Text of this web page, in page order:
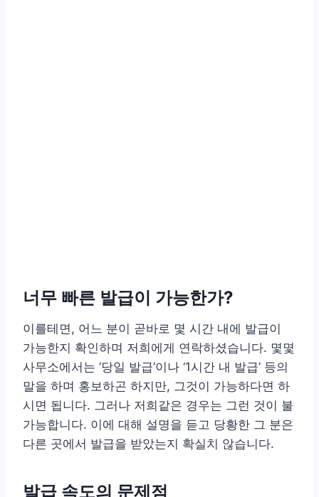
너무 빠른 발급이 가능한가?
이를테면, 어느 분이 곧바로 몇 시간 내에 발급이
가능한지 확인하며 저희에게 연락하셨습니다. 몇몇
사무소에서는 ‘당일 발급’이나 ‘1시간 내 발급’ 등의
말을 하며 홍보하곤 하지만, 그것이 가능하다면 하
시면 됩니다. 그러나 저희같은 경우는 그런 것이 불
가능합니다. 이에 대해 설명을 듣고 당황한 그 분은
다른 곳에서 발급을 받았는지 확실치 않습니다.
발급 속도의 문제점